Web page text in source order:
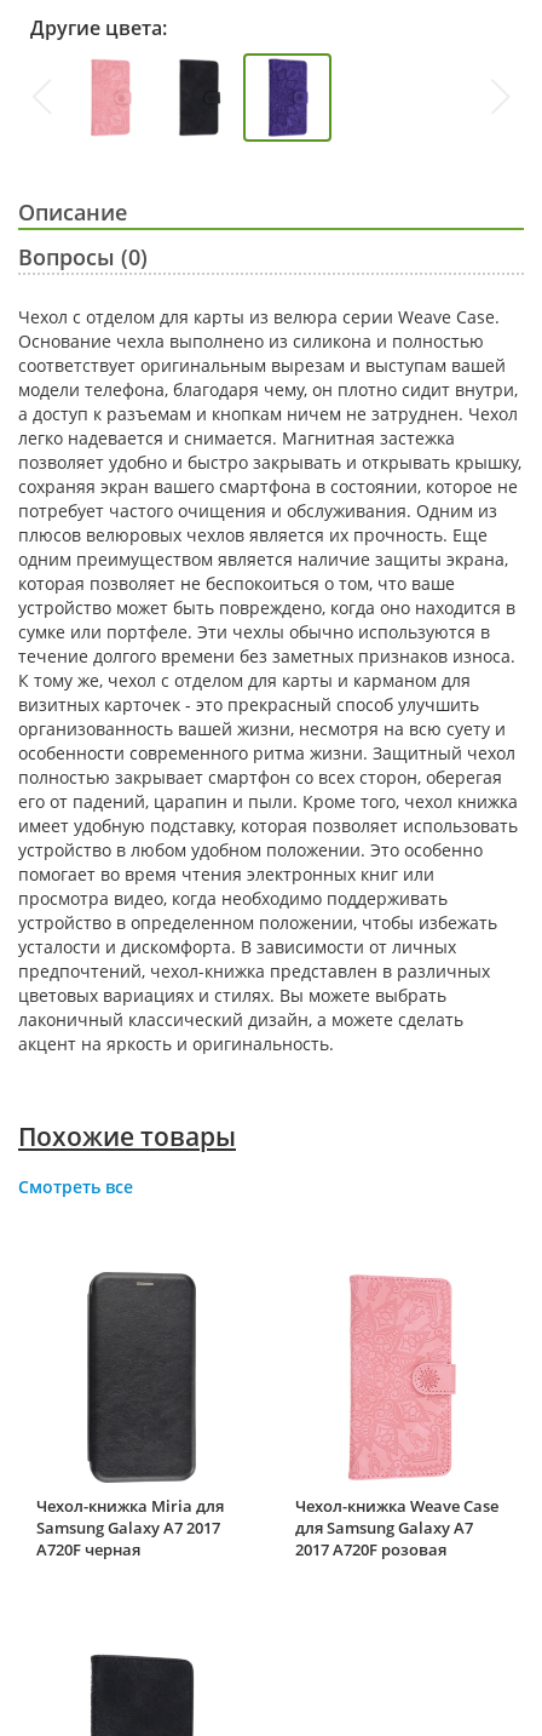
Другие цвета:
Описание
Вопросы (0)
Чехол с отделом для карты из велюра серии Weave Case.
Основание чехла выполнено из силикона и полностью
соответствует оригинальным вырезам и выступам вашей
модели телефона, благодаря чему, он плотно сидит внутри,
а доступ к разъемам и кнопкам ничем не затруднен. Чехол
легко надевается и снимается. Магнитная застежка
позволяет удобно и быстро закрывать и открывать крышку,
сохраняя экран вашего смартфона в состоянии, которое не
потребует частого очищения и обслуживания. Одним из
плюсов велюровых чехлов является их прочность. Еще
одним преимуществом является наличие защиты экрана,
которая позволяет не беспокоиться о том, что ваше
устройство может быть повреждено, когда оно находится в
сумке или портфеле. Эти чехлы обычно используются в
течение долгого времени без заметных признаков износа.
К тому же, чехол с отделом для карты и карманом для
визитных карточек - это прекрасный способ улучшить
организованность вашей жизни, несмотря на всю суету и
особенности современного ритма жизни. Защитный чехол
полностью закрывает смартфон со всех сторон, оберегая
его от падений, царапин и пыли. Кроме того, чехол книжка
имеет удобную подставку, которая позволяет использовать
устройство в любом удобном положении. Это особенно
помогает во время чтения электронных книг или
просмотра видео, когда необходимо поддерживать
устройство в определенном положении, чтобы избежать
усталости и дискомфорта. В зависимости от личных
предпочтений, чехол-книжка представлен в различных
цветовых вариациях и стилях. Вы можете выбрать
лаконичный классический дизайн, а можете сделать
акцент на яркость и оригинальность.
Похожие товары
Смотреть все
Чехол-книжка Miria для
Samsung Galaxy A7 2017
A720F черная
Чехол-книжка Weave Case
для Samsung Galaxy A7
2017 A720F розовая